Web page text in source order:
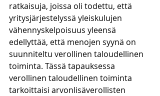
ratkaisuja, joissa oli todettu, että
yritysjärjestelyssä yleiskulujen
vähennyskelpoisuus yleensä
edellyttää, että menojen syynä on
suunniteltu verollinen taloudellinen
toiminta. Tässä tapauksessa
verollinen taloudellinen toiminta
tarkoittaisi arvonlisäverollisten